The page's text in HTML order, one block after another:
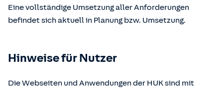
Eine vollständige Umsetzung aller Anforderungen
befindet sich aktuell in Planung bzw. Umsetzung.
Hinweise für Nutzer
Die Webseiten und Anwendungen der HUK sind mit